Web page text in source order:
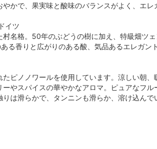
かで、果実味と酸味のバランスがよく、エレ
イツ
名格。50年のぶどうの樹に加え、特級畑ツ
香りと広がりのある酸、気品あるエレガン
ピノノワールを使用しています。涼しい朝、
やスパイスの華やかなアロマ。ピュアなフ
は滑らかで、タンニンも滑らか、溶け込ん